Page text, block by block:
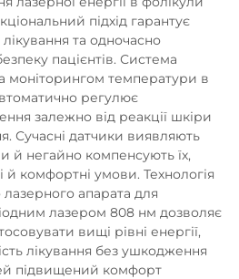
підхід гарантує
та одночасно
пацієнтів. Система
моніторингом температури в
регулює
залежно від реакції шкіри
Сучасні датчики виявляють
й негайно компенсують їх,
й комфортні умови. Технологія
апарата для
лазером 808 нм дозволяє
вищі рівні енергії,
лікування без ушкодження
підвищений комфорт